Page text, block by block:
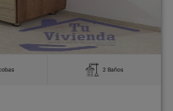
Arriendo
60 m2